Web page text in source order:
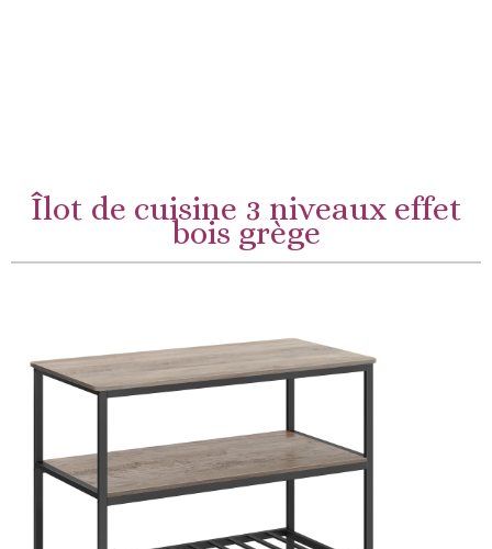
Îlot de cuisine 3 niveaux effet
bois grège